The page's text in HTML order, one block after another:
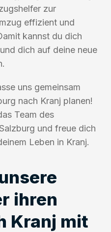
zur
effizient und
kannst du dich
dich auf deine neue
uns gemeinsam
nach Kranj planen!
Team des
und freue dich
Leben in Kranj.
ihren
Kranj mit